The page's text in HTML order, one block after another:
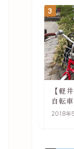
3
【軽
自転
行け
2018年